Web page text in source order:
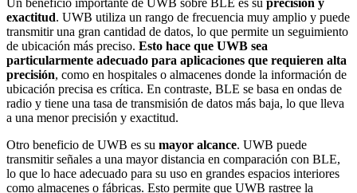
Un beneficio importante de UWB sobre BLE es su precisión y
exactitud. UWB utiliza un rango de frecuencia muy amplio y puede
transmitir una gran cantidad de datos, lo que permite un seguimiento
de ubicación más preciso. Esto hace que UWB sea
particularmente adecuado para aplicaciones que requieren alta
precisión, como en hospitales o almacenes donde la información de
ubicación precisa es crítica. En contraste, BLE se basa en ondas de
radio y tiene una tasa de transmisión de datos más baja, lo que lleva
a una menor precisión y exactitud.
Otro beneficio de UWB es su mayor alcance. UWB puede
transmitir señales a una mayor distancia en comparación con BLE,
lo que lo hace adecuado para su uso en grandes espacios interiores
como almacenes o fábricas. Esto permite que UWB rastree la